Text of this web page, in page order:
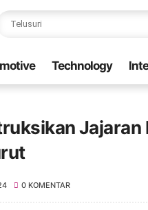
Technology
Jajaran
0 KOMENTAR